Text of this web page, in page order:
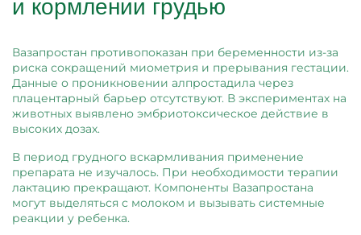
и кормлении грудью
Вазапростан противопоказан при беременности из-за
риска сокращений миометрия и прерывания гестации.
Данные о проникновении алпростадила через
плацентарный барьер отсутствуют. В экспериментах на
животных выявлено эмбриотоксическое действие в
высоких дозах.
В период грудного вскармливания применение
препарата не изучалось. При необходимости терапии
лактацию прекращают. Компоненты Вазапростана
могут выделяться с молоком и вызывать системные
реакции у ребенка.